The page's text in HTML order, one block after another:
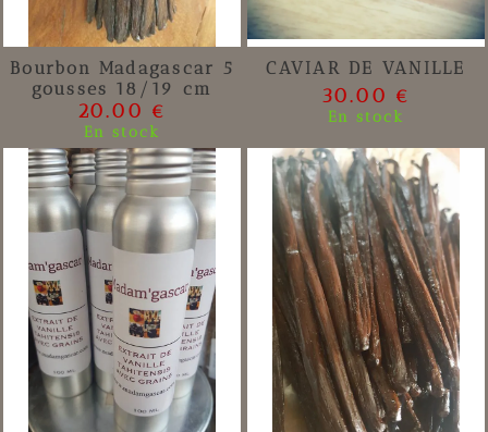
Bourbon Madagascar 5
gousses 18/19 cm
20.00 €
En stock
CAVIAR DE VANILLE
30.00 €
En stock